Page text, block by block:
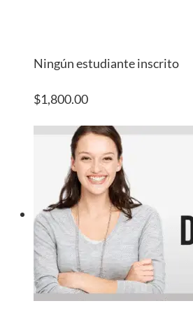
Ningún estudiante inscrito
$1,800.00